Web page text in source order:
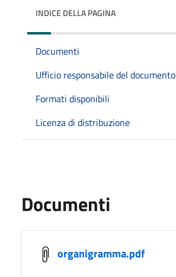
INDICE DELLA PAGINA
Documenti
Ufficio responsabile del documento
Formati disponibili
Licenza di distribuzione
Documenti
organigramma.pdf